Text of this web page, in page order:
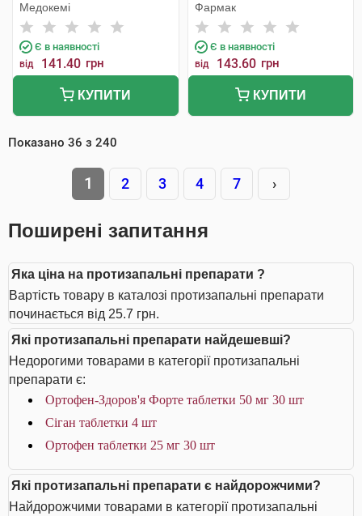
Медокемі
Є в наявності
від 141.40 грн
КУПИТИ
Фармак
Є в наявності
від 143.60 грн
КУПИТИ
Показано 36 з 240
1 2 3 4 7 ›
Поширені запитання
Яка ціна на протизапальні препарати ?
Вартість товару в каталозі протизапальні препарати
починається від 25.7 грн.
Які протизапальні препарати найдешевші?
Недорогими товарами в категорії протизапальні
препарати є:
Ортофен-Здоров'я Форте таблетки 50 мг 30 шт
Сіган таблетки 4 шт
Ортофен таблетки 25 мг 30 шт
Які протизапальні препарати є найдорожчими?
Найдорожчими товарами в категорії протизапальні